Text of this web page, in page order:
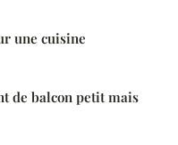
une cuisine
de balcon petit mais